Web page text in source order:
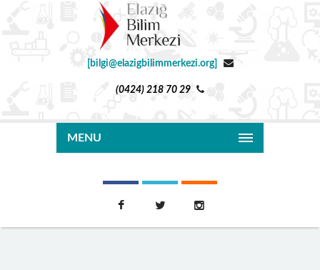
[bilgi@elazigbilimmerkezi.org]
(0424) 218 70 29
MENU